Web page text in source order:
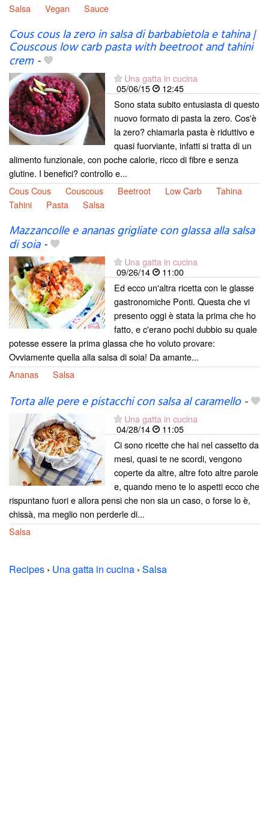
Salsa
Vegan Sauce
Cous cous la zero in salsa di barbabietola e tahina |
Couscous low carb pasta with beetroot and tahini
crem-
Una gatta in cucina
05/06/15
12:45
Sono stata subito entusiasta di questo
nuovo formato di pasta la zero. Cos'è
la zero? chiamarla pasta è riduttivo e
quasi fuorviante, infatti si tratta di un
alimento funzionale, con poche calorie, ricco di fibre e senza
glutine. I benefici? controllo e...
Cous Cous
Couscous Beetroot Low Carb
Tahina
Tahini
Pasta Salsa
Mazzancolle e ananas grigliate con glassa alla salsa
di soia-
Una gatta in cucina
09/26/14
11:00
Ed ecco un'altra ricetta con le glasse
gastronomiche Ponti. Questa che vi
presento oggi è stata la prima che ho
fatto, e c'erano pochi dubbio su quale
potesse essere la prima glassa che ho voluto provare:
Ovviamente quella alla salsa di soia! Da amante...
Ananas
Salsa
Torta alle pere e pistacchi con salsa al caramello-
Una gatta in cucina
04/28/14
11:05
Ci sono ricette che hai nel cassetto da
mesi, quasi te ne scordi, vengono
coperte da altre, altre foto altre parole
e, quando meno te lo aspetti ecco che
rispuntano fuori e allora pensi che non sia un caso, o forse lo è,
chissà, ma meglio non perderle di...
Salsa
Recipes › Una gatta in cucina › Salsa